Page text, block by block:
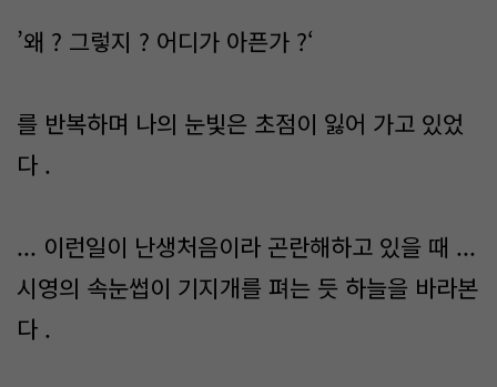
’왜 ? 그렇지 ? 어디가 아픈가 ?‘
를 반복하며 나의 눈빛은 초점이 잃어 가고 있었
다 .
... 이런일이 난생처음이라 곤란해하고 있을 때 ...
시영의 속눈썹이 기지개를 펴는 듯 하늘을 바라본
다 .